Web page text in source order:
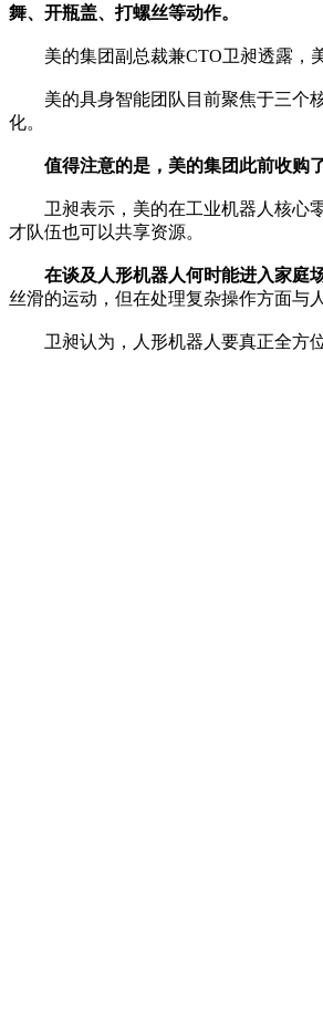
舞、开瓶盖、打螺丝等动作。
美的集团副总裁兼CTO卫昶透露，美
美的具身智能团队目前聚焦于三个核
化。
值得注意的是，美的集团此前收购
卫昶表示，美的在工业机器人核心零
才队伍也可以共享资源。
在谈及人形机器人何时能进入家庭
丝滑的运动，但在处理复杂操作方面与
卫昶认为，人形机器人要真正全方位